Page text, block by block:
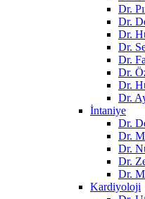
Dr.
Dr.
Dr.
Dr.
Dr.
Dr.
Dr.
Dr.
İntaniye
Dr.
Dr.
Dr.
Dr.
Dr.
Kardiyoloji